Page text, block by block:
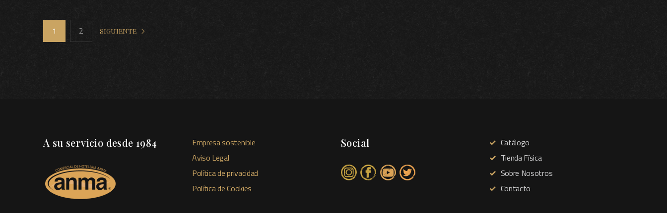
1 2 SIGUIENTE
A su servicio desde 1984
Empresa sostenible
Aviso Legal
Política de privacidad
Política de Cookies
Social
Catálogo
Tienda Física
Sobre Nosotros
Contacto